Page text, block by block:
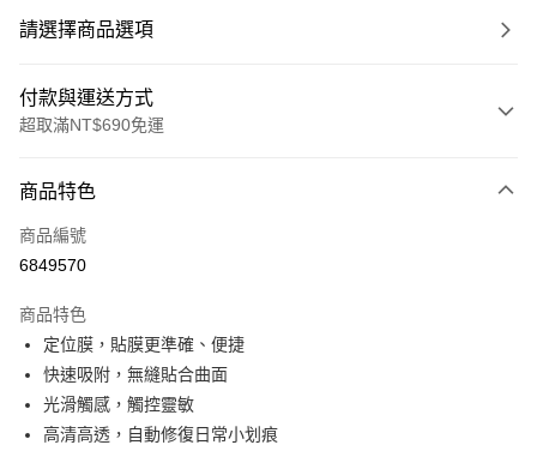
請選擇商品選項
付款與運送方式
超取滿NT$690免運
信用卡一次付款
超商取貨付款
Apple Pay
街口支付
悠遊付
商品特色
商品編號
6849570
商品特色
定位膜，貼膜更準確、便捷
快速吸附，無縫貼合曲面
光滑觸感，觸控靈敏
高清高透，自動修復日常小划痕